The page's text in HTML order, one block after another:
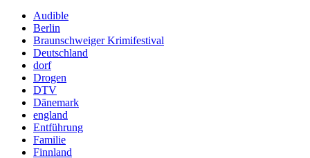
Audible
Berlin
Braunschweiger Krimifestival
Deutschland
dorf
Drogen
DTV
Dänemark
england
Entführung
Familie
Finnland